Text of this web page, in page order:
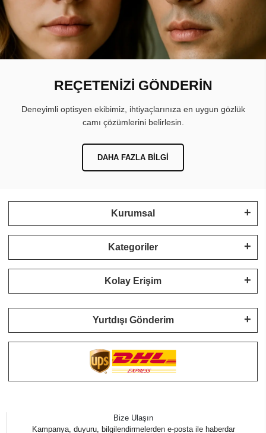
REÇETENİZİ GÖNDERİN
Deneyimli optisyen ekibimiz, ihtiyaçlarınıza en uygun gözlük
camı çözümlerini belirlesin.
DAHA FAZLA BILGI
Kurumsal
Kategoriler
Kolay Erişim
Yurtdışı Gönderim
Bize Ulaşın
Kampanya, duyuru, bilgilendirmelerden e-posta ile haberdar